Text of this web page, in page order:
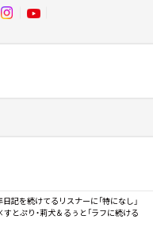
記を続けてるリスナーに「特になし」
とぷり・莉犬＆るぅと「ラフに続ける